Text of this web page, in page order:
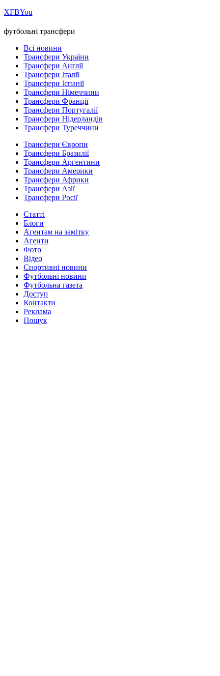
ХFBYou
футбольні трансфери
Всі новини
Трансфери України
Трансфери Англії
Трансфери Італії
Трансфери Іспанії
Трансфери Німеччини
Трансфери Франції
Трансфери Португалії
Трансфери Нідерландів
Трансфери Туреччини
Трансфери Європи
Трансфери Бразилії
Трансфери Аргентини
Трансфери Америки
Трансфери Африки
Трансфери Азії
Трансфери Росії
Статті
Блоги
Агентам на замітку
Агенти
Фото
Відео
Спортивні новини
Футбольні новини
Футбольна газета
Доступ
Контакти
Реклама
Пошук